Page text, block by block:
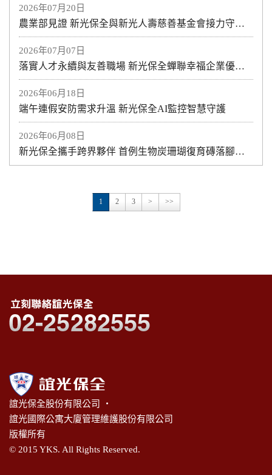
2026年07月20日
農業部見證 新光保全與新光人壽慈善基金會接力守護土地與海洋
2026年07月07日
落實人才永續與友善職場 新光保全蟬聯幸福企業優質獎
2026年06月18日
端午連假安防需求升溫 新光保全AI監控智慧守護
2026年06月08日
新光保全攜手跨界夥伴 首例生物炭珊瑚復育磚落腳澎湖
1 2 3 > >>
誼光保全股份有限公司 ‧
誼光國際公寓大廈管理維護股份有限公司
版權所有
© 2015 YKS. All Rights Reserved.